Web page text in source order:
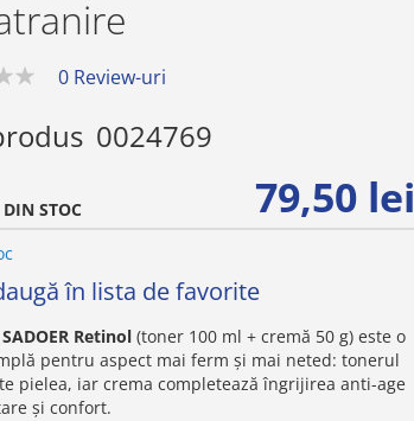
0 Review-uri
STOC
0024769
79,50 lei
în lista de favorite
SADOER Retinol (toner 100 ml + cremă 50 g) este o
pentru aspect mai ferm și mai neted: tonerul
pielea, iar crema completează îngrijirea anti-age
și confort.